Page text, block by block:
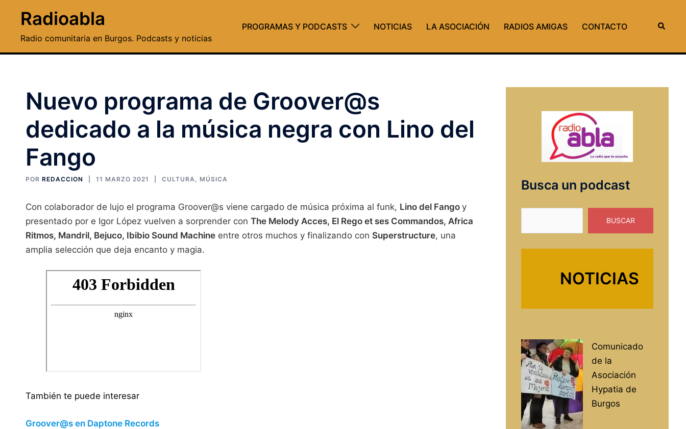
contenido
Radioabla
Radio comunitaria en Burgos. Podcasts y noticias
PROGRAMAS Y PODCASTS NOTICIAS LA ASOCIACIÓN RADIOS AMIGAS CONTACTO Buscar
Nuevo programa de Groover@s
dedicado a la música negra con Lino del
Fango
POR REDACCION 11 MARZO 2021 CULTURA, MÚSICA
Con colaborador de lujo el programa Groover@s viene cargado de música próxima al funk, Lino del Fango y
presentado por e Igor López vuelven a sorprender con The Melody Acces, El Rego et ses Commandos, Africa
Ritmos, Mandril, Bejuco, Ibibio Sound Machineentre otros muchos y finalizando con Superstructure, una
amplia selección que deja encanto y magia.
También te puede interesar
Groover@s en Daptone Records
Busca un podcast
BUSCAR
NOTICIAS
Comunicado
de la
Asociación
Hypatia de
Burgos